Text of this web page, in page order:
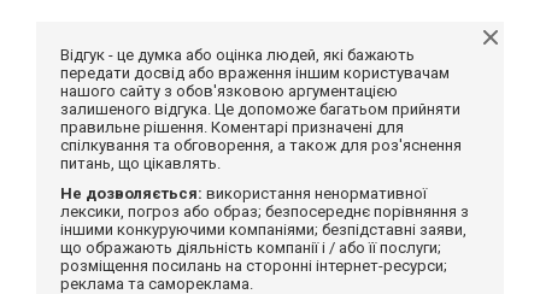
Відгук - це думка або оцінка людей, які бажають
передати досвід або враження іншим користувачам
нашого сайту з обов'язковою аргументацією
залишеного відгука. Це допоможе багатьом прийняти
правильне рішення. Коментарі призначені для
спілкування та обговорення, а також для роз'яснення
питань, що цікавлять.
Не дозволяється: використання ненормативної
лексики, погроз або образ; безпосереднє порівняння з
іншими конкуруючими компаніями; безпідставні заяви,
що ображають діяльність компанії і / або її послуги;
розміщення посилань на сторонні інтернет-ресурси;
реклама та самореклама.